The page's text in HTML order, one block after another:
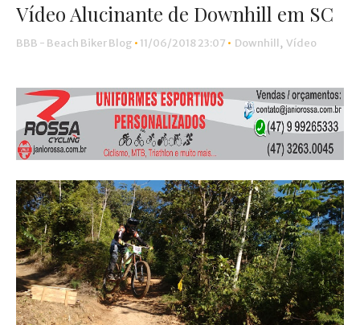
Vídeo Alucinante de Downhill em SC
BBB - Beach Biker Blog • 11/06/2018 23:07 • Downhill, Vídeo